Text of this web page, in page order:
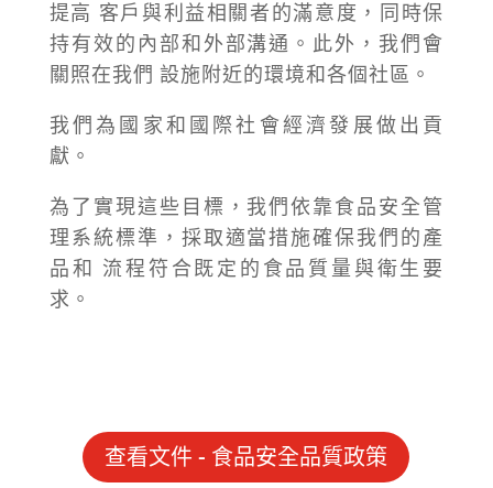
提高 客戶與利益相關者的滿意度，同時保
持有效的內部和外部溝通。此外，我們會
關照在我們 設施附近的環境和各個社區。
我們為國家和國際社會經濟發展做出貢
獻。
為了實現這些目標，我們依靠食品安全管
理系統標準，採取適當措施確保我們的產
品和 流程符合既定的食品質量與衛生要
求。
查看文件 - 食品安全品質政策